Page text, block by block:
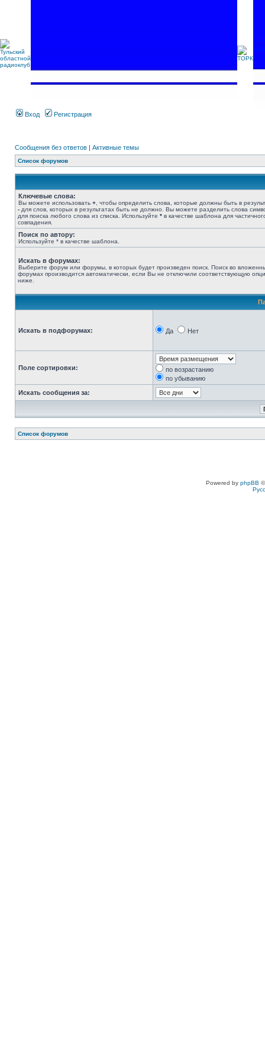
Вход Регистрация
Сообщения без ответов | Активные темы
Список форумов
Ключевые слова:
Вы можете использовать + , чтобы определить слова, которые должны быть в
- для слов, которых в результатах быть не должно. Вы можете разделить слова
для поиска любого слова из списка. Используйте * в качестве шаблона для
совпадения.
Поиск по автору:
Используйте * в качестве шаблона.
Искать в форумах:
Выберите форум или форумы, в которых будет произведен поиск. Поиск во
форумах производится автоматически, если Вы не отключили соответствующую
ниже.
Искать в подфорумах: Да Нет
Поле сортировки:
по возрастанию
по убыванию
Искать сообщения за:
Список форумов
Powered by phpBB